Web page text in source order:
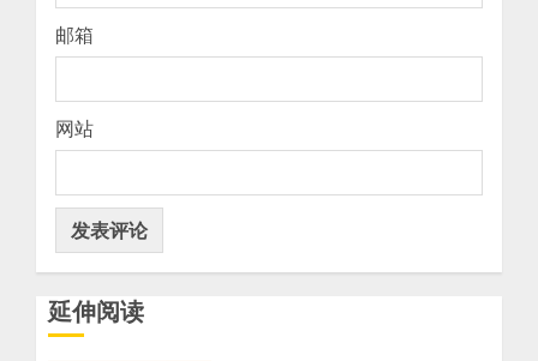
邮箱
网站
延伸阅读